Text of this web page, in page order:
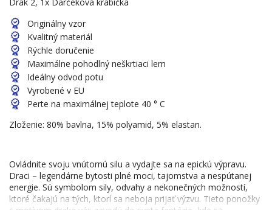
Originálny vzor
Kvalitný materiál
Rýchle doručenie
Maximálne pohodlný neškrtiaci lem
Ideálny odvod potu
Vyrobené v EU
Perte na maximálnej teplote 40 ° C
Zloženie: 80% bavlna, 15% polyamid, 5% elastan.
Ovládnite svoju vnútornú silu a vydajte sa na epickú výpravu.
Draci – legendárne bytosti plné moci, tajomstva a nespútanej
energie. Sú symbolom sily, odvahy a nekonečných možností,
ktoré čakajú na tých, ktorí sa neboja prijať výzvu. Tieto ponožky